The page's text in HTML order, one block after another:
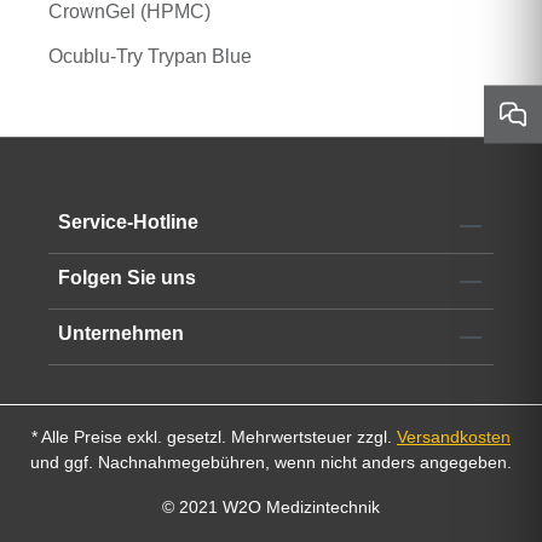
CrownGel (HPMC)
Ocublu-Try Trypan Blue
Service-Hotline
Folgen Sie uns
Unternehmen
* Alle Preise exkl. gesetzl. Mehrwertsteuer zzgl. Versandkosten
und ggf. Nachnahmegebühren, wenn nicht anders angegeben.
© 2021 W2O Medizintechnik